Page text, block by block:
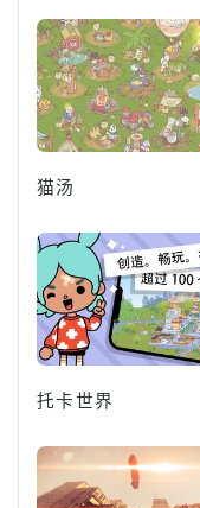
猫汤
托卡世界